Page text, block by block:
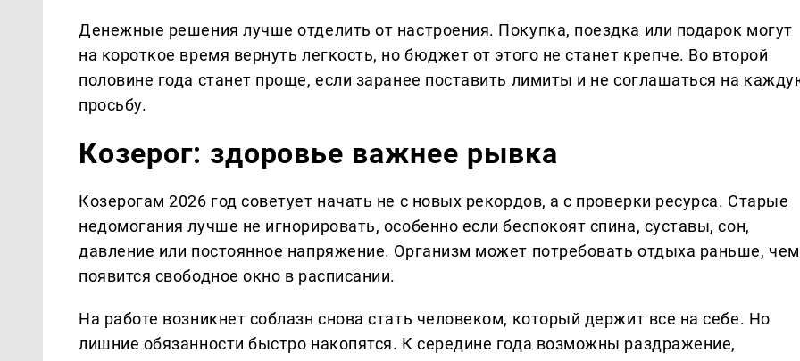
Денежные решения лучше отделить от настроения. Покупка, поездка или подарок могут
на короткое время вернуть легкость, но бюджет от этого не станет крепче. Во второй
половине года станет проще, если заранее поставить лимиты и не соглашаться на
просьбу.
Козерог: здоровье важнее рывка
Козерогам 2026 год советует начать не с новых рекордов, а с проверки ресурса. Старые
недомогания лучше не игнорировать, особенно если беспокоят спина, суставы, сон,
давление или постоянное напряжение. Организм может потребовать отдыха раньше, чем
появится свободное окно в расписании.
На работе возникнет соблазн снова стать человеком, который держит все на себе. Но
лишние обязанности быстро накопятся. К середине года возможны раздражение,